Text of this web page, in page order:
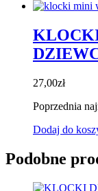
27,00zł
Poprzednia
Dodaj do
Podobne